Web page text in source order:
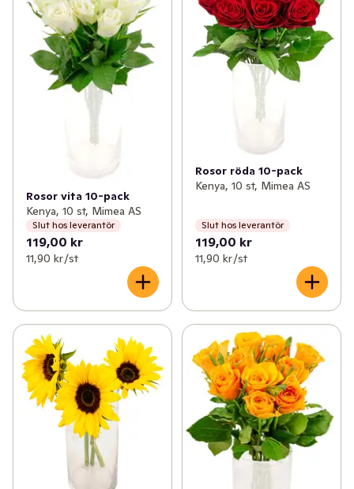
Rosor vita 10-pack
Kenya, 10 st, Mimea AS
Slut hos leverantör
119,00 kr
11,90 kr /st
Rosor röda 10-pack
Kenya, 10 st, Mimea AS
Slut hos leverantör
119,00 kr
11,90 kr /st